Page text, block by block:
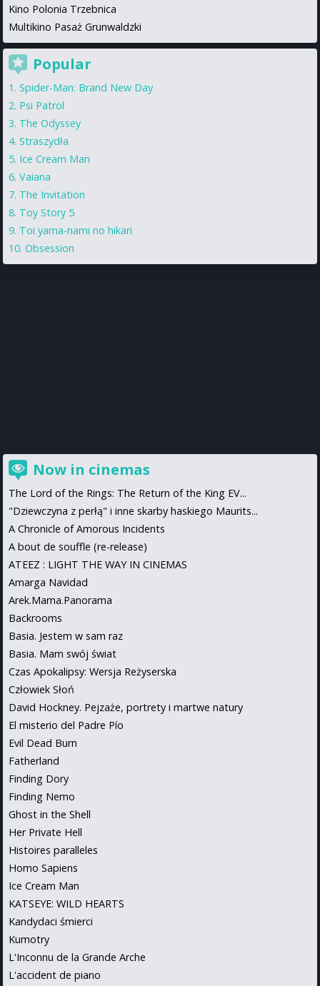
Kino Polonia Trzebnica
Multikino Pasaż Grunwaldzki
Popular
Spider-Man: Brand New Day
Psi Patrol
The Odyssey
Straszydła
Ice Cream Man
Vaiana
The Invitation
Toy Story 5
Toi yama-nami no hikari
Obsession
Now in cinemas
The Lord of the Rings: The Return of the King EV...
"Dziewczyna z perłą" i inne skarby haskiego Maurits...
A Chronicle of Amorous Incidents
A bout de souffle (re-release)
ATEEZ : LIGHT THE WAY IN CINEMAS
Amarga Navidad
Arek.Mama.Panorama
Backrooms
Basia. Jestem w sam raz
Basia. Mam swój świat
Czas Apokalipsy: Wersja Reżyserska
Człowiek Słoń
David Hockney. Pejzaże, portrety i martwe natury
El misterio del Padre Pío
Evil Dead Burn
Fatherland
Finding Dory
Finding Nemo
Ghost in the Shell
Her Private Hell
Histoires paralleles
Homo Sapiens
Ice Cream Man
KATSEYE: WILD HEARTS
Kandydaci śmierci
Kumotry
L'Inconnu de la Grande Arche
L'accident de piano